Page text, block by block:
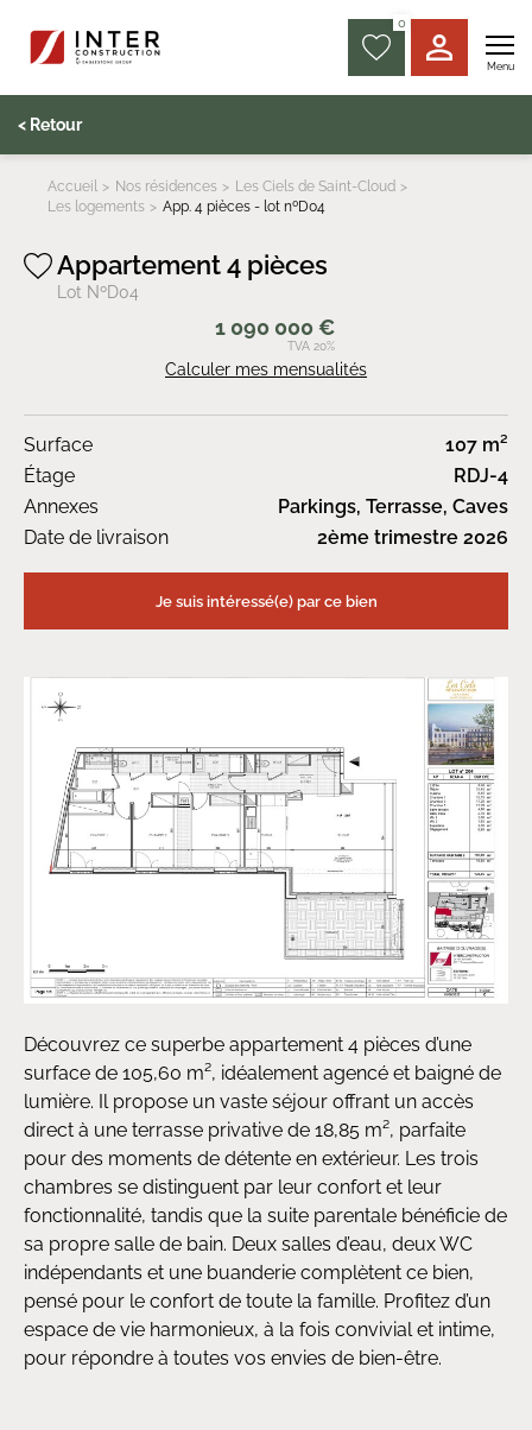
0
Menu
< Retour
Accueil Nos résidences
Les Ciels de Saint-Cloud
Les logements
App. 4 pièces - lot nºD04
Appartement 4 pièces
Lot NºD04
1 090 000 €
TVA 20%
Calculer mes mensualités
Surface
107 m²
Étage
RDJ-4
Annexes
Parkings, Terrasse, Caves
Date de livraison
2ème trimestre 2026
Je suis intéressé(e) par ce bien
Découvrez ce superbe appartement 4 pièces d’une
surface de 105,60 m², idéalement agencé et baigné de
lumière. Il propose un vaste séjour offrant un accès
direct à une terrasse privative de 18,85 m², parfaite
pour des moments de détente en extérieur. Les trois
chambres se distinguent par leur confort et leur
fonctionnalité, tandis que la suite parentale bénéficie de
sa propre salle de bain. Deux salles d’eau, deux WC
indépendants et une buanderie complètent ce bien,
pensé pour le confort de toute la famille. Profitez d’un
espace de vie harmonieux, à la fois convivial et intime,
pour répondre à toutes vos envies de bien-être.